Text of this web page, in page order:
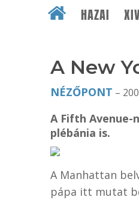
HAZAI
A New
NÉZŐPONT –
A Fifth Avenue-
plébánia is.
A Manhattan
pápa itt mutat